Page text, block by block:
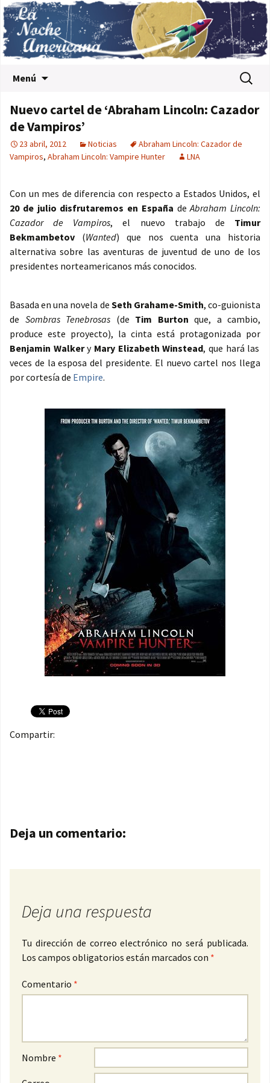
Menú Buscar:
Nuevo cartel de ‘Abraham Lincoln: Cazador
de Vampiros’
23 abril, 2012 Noticias
Abraham Lincoln: Cazador de
Vampiros, Abraham Lincoln: Vampire Hunter LNA
Con un mes de diferencia con respecto a Estados Unidos, el
20 de julio disfrutaremos en España deAbraham Lincoln:
Cazador de Vampiros, el nuevo trabajo de Timur
Bekmambetov (Wanted) que nos cuenta una historia
alternativa sobre las aventuras de juventud de uno de los
presidentes norteamericanos más conocidos.
Basada en una novela de Seth Grahame-Smith, co-guionista
de Sombras Tenebrosas (de Tim Burton que, a cambio,
produce este proyecto), la cinta está protagonizada por
Benjamin Walkery Mary Elizabeth Winstead, que hará las
veces de la esposa del presidente. El nuevo cartel nos llega
por cortesía de Empire.
Compartir:
Navegación de entradas
Deja un comentario:
Deja una respuesta
Tu dirección de correo electrónico no será publicada.
Los campos obligatorios están marcados con *
Comentario *
Nombre *